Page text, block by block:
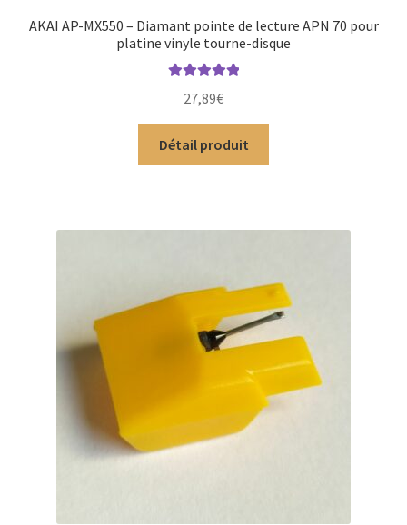
AKAI AP-MX550 – Diamant pointe de lecture APN 70 pour
platine vinyle tourne-disque
5
27,89€
Détail produit